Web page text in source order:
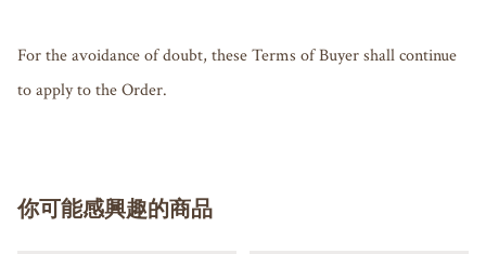
For the avoidance of doubt, these Terms of Buyer shall continue
to apply to the Order.
你可能感興趣的商品